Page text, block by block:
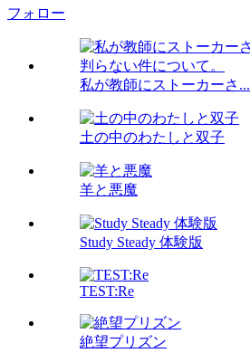
フォロー
私が教師にストーカーさ...
土の中のわたしと双子
羊と悪魔
Study Steady 体験版
TEST:Re
絶望プリズン